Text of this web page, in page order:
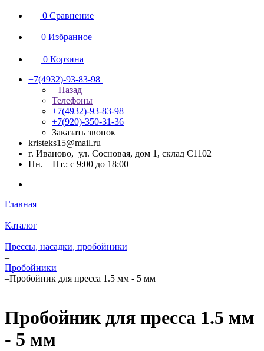
0 Сравнение
0 Избранное
0 Корзина
+7(4932)-93-83-98
Назад
Телефоны
+7(4932)-93-83-98
+7(920)-350-31-36
Заказать звонок
kristeks15@mail.ru
г. Иваново, ул. Сосновая, дом 1, склад С1102
Пн. – Пт.: с 9:00 до 18:00
Главная
–
Каталог
–
Прессы, насадки, пробойники
–
Пробойники
–Пробойник для пресса 1.5 мм - 5 мм
Пробойник для пресса 1.5 мм
- 5 мм